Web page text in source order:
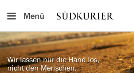
Menü
Wir lassen nur die Hand los,
nicht den Menschen.